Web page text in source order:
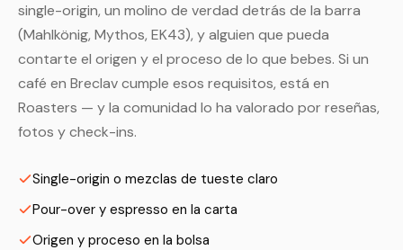
single-origin, un molino de verdad detrás de la barra
(Mahlkönig, Mythos, EK43), y alguien que pueda
contarte el origen y el proceso de lo que bebes. Si un
café en Breclav cumple esos requisitos, está en
Roasters — y la comunidad lo ha valorado por reseñas,
fotos y check-ins.
Single-origin o mezclas de tueste claro
Pour-over y espresso en la carta
Origen y proceso en la bolsa